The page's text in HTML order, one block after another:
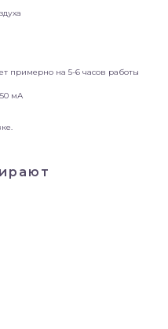
примерно на 5-6 часов работы
мА